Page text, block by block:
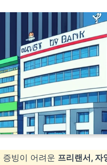
빙이 어려운 프리랜서, 자